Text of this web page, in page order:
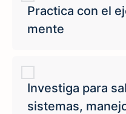
Practica con el
mente
Investiga para
sistemas,